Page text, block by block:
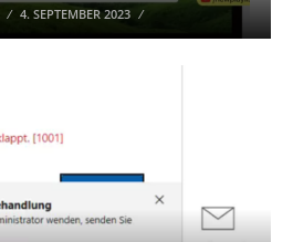
4. SEPTEMBER 2023